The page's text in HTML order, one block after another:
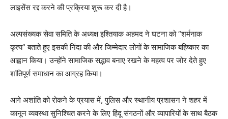
लाइसेंस रद्द करने की प्रक्रिया शुरू कर दी है।
अल्पसंख्यक सेवा समिति के अध्यक्ष इश्तियाक अहमद ने घटना को “शर्मनाक
कृत्य” बताते हुए इसकी निंदा की और जिम्मेदार लोगों के सामाजिक बहिष्कार का
आह्वान किया। उन्होंने सामाजिक सद्भाव बनाए रखने के महत्व पर जोर देते हुए
शांतिपूर्ण समाधान का आग्रह किया।
आगे अशांति को रोकने के प्रयास में, पुलिस और स्थानीय प्रशासन ने शहर में
कानून व्यवस्था सुनिश्चित करने के लिए हिंदू संगठनों और व्यापारियों के साथ बैठक